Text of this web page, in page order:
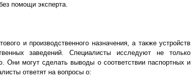
помощи эксперта.
и производственного назначения, а также устройств
заведений. Специалисты исследуют не только
могут сделать выводы о соответствии паспортных и
ответят на вопросы о: